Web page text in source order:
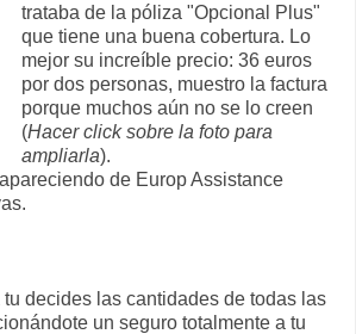
trataba de la póliza "Opcional Plus"
que tiene una buena cobertura. Lo
mejor su increíble precio: 36 euros
por dos personas, muestro la factura
porque muchos aún no se lo creen
(Hacer click sobre la foto para
ampliarla).
de Europ Assistance
decides las cantidades de todas las
un seguro totalmente a tu